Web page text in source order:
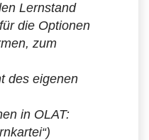
Lernstand
die Optionen
zum
des eigenen
in OLAT: